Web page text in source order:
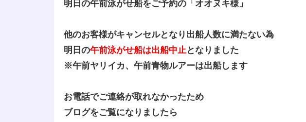
明日の午前泳がせ船をご予約の「オオヌキ様」
他のお客様がキャンセルとなり出船人数に満たない為
明日の午前泳がせ船は出船中止となりました
※午前ヤリイカ、午前青物ルアーは出船します
お電話でご連絡が取れなかったため
ブログをご覧になりましたら